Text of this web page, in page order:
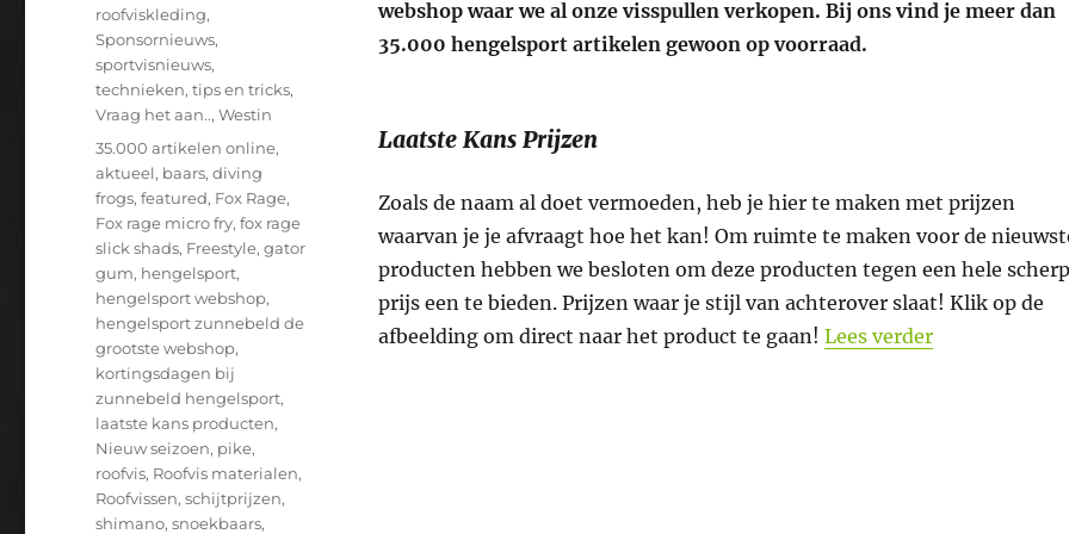
webshop waar we al onze visspullen verkopen. Bij ons vind je meer dan
35.000 hengelsport artikelen gewoon op voorraad.
Laatste Kans Prijzen
Zoals de naam al doet vermoeden, heb je hier te maken met prijzen
waarvan je je afvraagt hoe het kan! Om ruimte te maken voor de
producten hebben we besloten om deze producten tegen een hele
prijs een te bieden. Prijzen waar je stijl van achterover slaat! Klik op de
afbeelding om direct naar het product te gaan! Lees verder“(Mega)
roofviskleding,
Sponsornieuws,
sportvisnieuws,
technieken,tips en tricks,
Vraag het aan..,Westin
Tags
35.000 artikelen online,
aktueel, baars,diving
frogs,featured, Fox Rage,
Fox rage micro fry,fox rage
slick shads, Freestyle,gator
gum, hengelsport,
hengelsport webshop,
hengelsport zunnebeld de
grootste webshop,
kortingsdagen bij
zunnebeld hengelsport,
laatste kans producten,
Nieuw seizoen, pike,
roofvis, Roofvis materialen,
Roofvissen,schijtprijzen,
shimano,snoekbaars,